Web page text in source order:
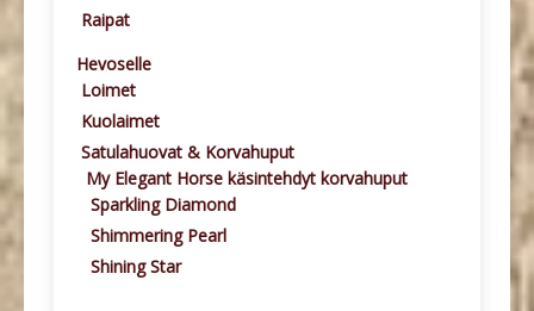
Raipat
Hevoselle
Loimet
Kuolaimet
Satulahuovat & Korvahuput
My Elegant Horse käsintehdyt korvahuput
Sparkling Diamond
Shimmering Pearl
Shining Star